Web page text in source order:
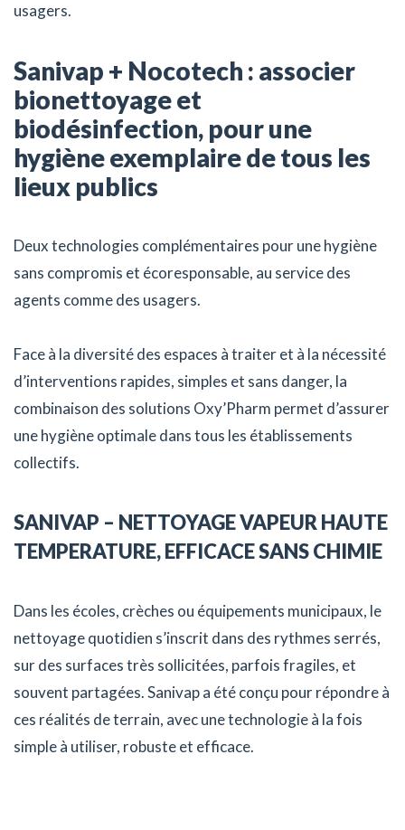
usagers.
Sanivap + Nocotech : associer
bionettoyage et
biodésinfection, pour une
hygiène exemplaire de tous les
lieux publics
Deux technologies complémentaires pour une hygiène
sans compromis et écoresponsable, au service des
agents comme des usagers.
Face à la diversité des espaces à traiter et à la nécessité
d’interventions rapides, simples et sans danger, la
combinaison des solutions Oxy’Pharm permet d’assurer
une hygiène optimale dans tous les établissements
collectifs.
SANIVAP – NETTOYAGE VAPEUR HAUTE
TEMPERATURE, EFFICACE SANS CHIMIE
Dans les écoles, crèches ou équipements municipaux, le
nettoyage quotidien s’inscrit dans des rythmes serrés,
sur des surfaces très sollicitées, parfois fragiles, et
souvent partagées. Sanivap a été conçu pour répondre à
ces réalités de terrain, avec une technologie à la fois
simple à utiliser, robuste et efficace.